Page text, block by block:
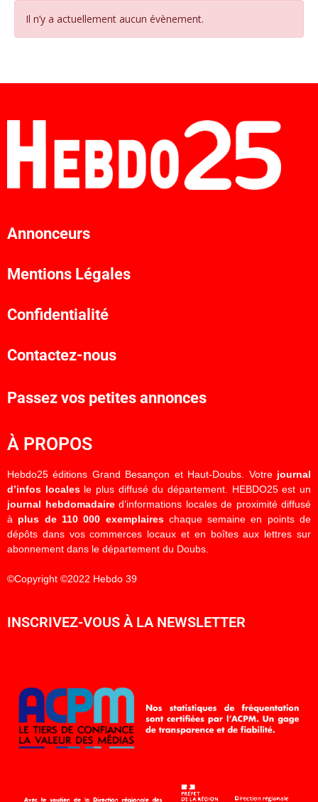
Il n’y a actuellement aucun évènement.
Annonceurs
Mentions Légales
Confidentialité
Contactez-nous
Passez vos petites annonces
À PROPOS
Hebdo25 éditions Grand Besançon et Haut-Doubs. Votre journal
d’infos localesle plus diffusé du département. HEBDO25 est un
journal hebdomadaired’informations locales de proximité diffusé
à plus de 110 000 exemplaireschaque semaine en points de
dépôts dans vos commerces locaux et en boîtes aux lettres sur
abonnement dans le département du Doubs.
©Copyright ©2022 Hebdo 39
INSCRIVEZ-VOUS À LA NEWSLETTER